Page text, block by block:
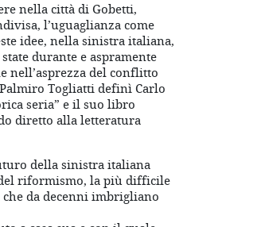
nella città di Gobetti,
l’uguaglianza come
idee, nella sinistra italiana,
durante e aspramente
nell’asprezza del conflitto
Togliatti definì Carlo
seria” e il suo libro
diretto alla letteratura
della sinistra italiana
riformismo, la più difficile
da decenni imbrigliano